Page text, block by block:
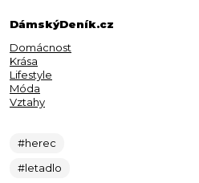
DámskýDeník.cz
Domácnost
Krása
Lifestyle
Móda
Vztahy
#herec
#letadlo